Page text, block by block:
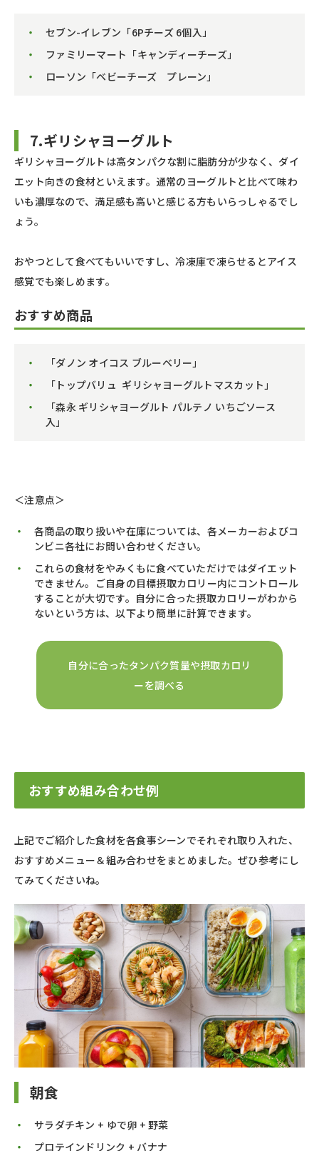
セブン-イレブン「6Pチーズ 6個入」
ファミリーマート「キャンディーチーズ」
ローソン「ベビーチーズ プレーン」
7.ギリシャヨーグルト
ギリシャヨーグルトは高タンパクな割に脂肪分が少なく、ダイ
エット向きの食材といえます。通常のヨーグルトと比べて味わ
いも濃厚なので、満足感も高いと感じる方もいらっしゃるでし
ょう。
おやつとして食べてもいいですし、冷凍庫で凍らせるとアイス
感覚でも楽しめます。
おすすめ商品
「ダノン オイコス ブルーベリー」
「トップバリュ ギリシャヨーグルトマスカット」
「森永 ギリシャヨーグルト パルテノ いちごソース
入」
＜注意点＞
各商品の取り扱いや在庫については、各メーカーおよびコ
ンビニ各社にお問い合わせください。
これらの食材をやみくもに食べていただけではダイエット
できません。ご自身の目標摂取カロリー内にコントロール
することが大切です。自分に合った摂取カロリーがわから
ないという方は、以下より簡単に計算できます。
自分に合ったタンパク質量や摂取カロリ
ーを調べる
おすすめ組み合わせ例
上記でご紹介した食材を各食事シーンでそれぞれ取り入れた、
おすすめメニュー＆組み合わせをまとめました。ぜひ参考にし
てみてくださいね。
朝食
サラダチキン + ゆで卵 + 野菜
プロテインドリンク + バナナ